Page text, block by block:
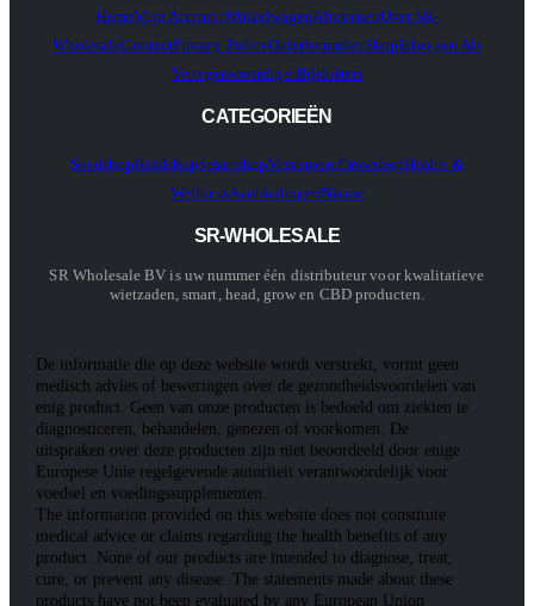
HomeMijn AccountWinkelwagenAfrekenenOver SR-
WholesaleContactPrivacy PolicyOrderformulierShopInloggen Als
VertegenwoordigerBijsluiters
CATEGORIEËN
SeedshopHeadshopSmartshopMushroomGrowshopHealth &
WellnessAanbiedingenNieuw
SR-WHOLESALE
SR Wholesale BV is uw nummer één distributeur voor kwalitatieve
wietzaden, smart, head, grow en CBD producten.
De informatie die op deze website wordt verstrekt, vormt geen
medisch advies of beweringen over de gezondheidsvoordelen van
enig product. Geen van onze producten is bedoeld om ziekten te
diagnosticeren, behandelen, genezen of voorkomen. De
uitspraken over deze producten zijn niet beoordeeld door enige
Europese Unie regelgevende autoriteit verantwoordelijk voor
voedsel en voedingssupplementen.
The information provided on this website does not constitute
medical advice or claims regarding the health benefits of any
product. None of our products are intended to diagnose, treat,
cure, or prevent any disease. The statements made about these
products have not been evaluated by any European Union